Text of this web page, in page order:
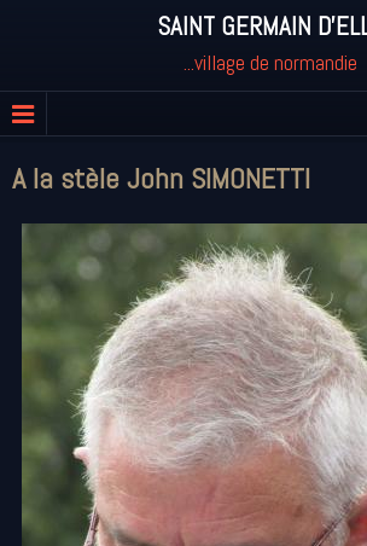
SAINT GERMAIN
...village de normandie
A la stèle John SIMONETTI